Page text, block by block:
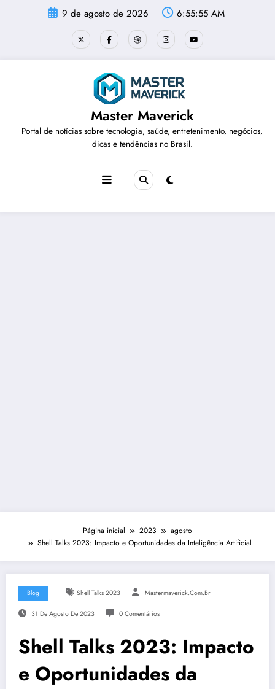
9 de agosto de 2026 6:55:56 AM
Master Maverick
Portal de notícias sobre tecnologia, saúde, entretenimento, negócios,
dicas e tendências no Brasil.
Página inicial 2023
agosto
Shell Talks 2023: Impacto e Oportunidades da Inteligência Artificial
Blog Shell Talks 2023 Mastermaverick.com.br
31 De Agosto De 2023 0 Comentários
Shell Talks 2023: Impacto
e Oportunidades da